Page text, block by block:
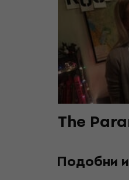
The
Подобни